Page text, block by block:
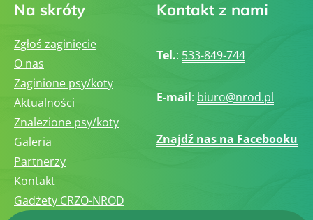
Na skróty
Zgłoś zaginięcie
O nas
Zaginione psy/koty
Aktualności
Znalezione psy/koty
Galeria
Partnerzy
Kontakt
Gadżety CRZO-NROD
Kontakt z nami
Tel.: 533-849-744
E-mail: biuro@nrod.pl
Znajdź nas na Facebooku